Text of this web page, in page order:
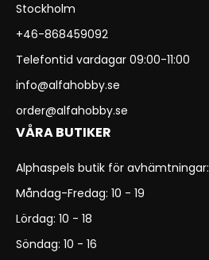
Stockholm
+46-868459092
Telefontid vardagar 09:00-11:00
info@alfahobby.se
order@alfahobby.se
VÅRA BUTIKER
Alphaspels butik för avhämtningar:
Måndag-Fredag: 10 - 19
Lördag: 10 - 18
Söndag: 10 - 16